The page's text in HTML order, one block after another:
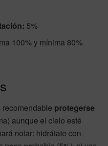
5%
100% y mínima 80%
recomendable protegerse
aunque el cielo esté
notar: hidrátate con